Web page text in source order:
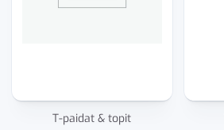
T-paidat & topit